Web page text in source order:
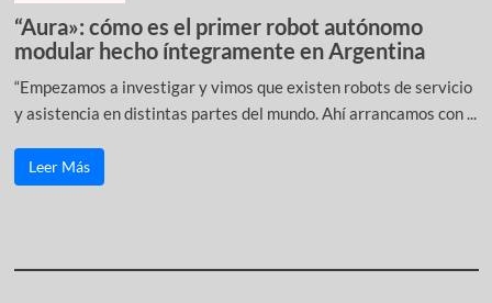
“Aura»: cómo es el primer robot autónomo
modular hecho íntegramente en Argentina
“Empezamos a investigar y vimos que existen robots de servicio
y asistencia en distintas partes del mundo. Ahí arrancamos con ...
Leer Más